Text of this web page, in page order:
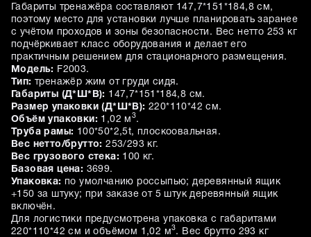
Габариты тренажёра составляют 147,7*151*184,8 см,
поэтому место для установки лучше планировать заранее
с учётом проходов и зоны безопасности. Вес нетто 253 кг
подчёркивает класс оборудования и делает его
практичным решением для стационарного размещения.
Модель:
F2003.
Тип: тренажёр жим от груди сидя.
Габариты (Д*Ш*В): 147,7*151*184,8 см.
Размер упаковки (Д*Ш*В): 220*110*42 см.
Объём упаковки: 1,02 м 3.
Труба рамы: 100*50*2,5t, плоскоовальная.
Вес нетто/брутто: 253/293 кг.
Вес грузового стека: 100 кг.
Базовая цена: 3699.
Упаковка: по умолчанию россыпью; деревянный ящик
+150 за штуку; при заказе от 5 штук деревянный ящик
включён.
Для логистики предусмотрена упаковка с габаритами
220*110*42 см и объёмом 1,02 м3. Вес брутто 293 кг